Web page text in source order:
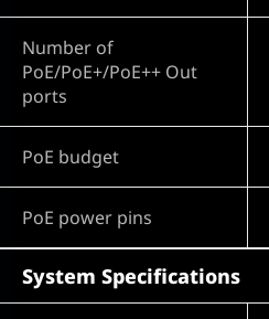
Number of
PoE/PoE+/PoE++ Out
ports
PoE budget
PoE power pins
System Specifications